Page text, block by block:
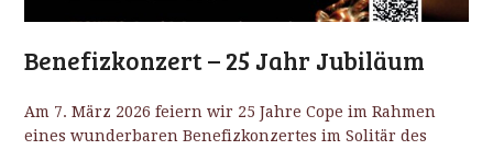
Benefizkonzert – 25 Jahr Jubiläum
Am 7. März 2026 feiern wir 25 Jahre Cope im Rahmen
eines wunderbaren Benefizkonzertes im Solitär des